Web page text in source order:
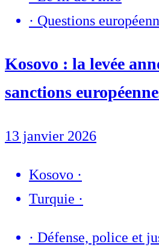
· Questions
Kosovo : la levée
sanctions
13 janvier 2026
Kosovo ·
Turquie ·
· Défense, police et